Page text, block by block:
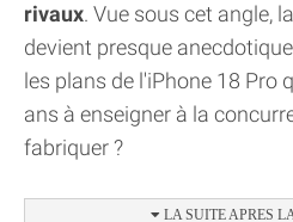
rivaux. Vue sous cet angle,
devient presque
les plans de l'iPhone 18 Pro
ans à enseigner à la
fabriquer ?